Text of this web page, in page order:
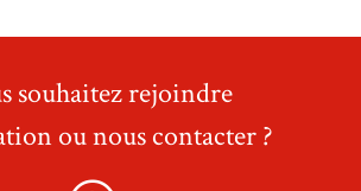
souhaitez rejoindre
ou nous contacter ?